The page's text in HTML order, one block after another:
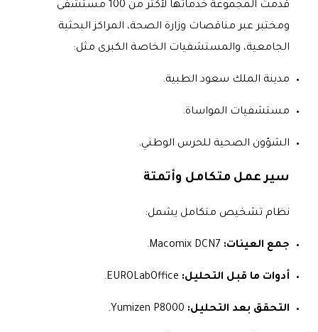
قدمت المجموعة خدماتها لأكثر من 100 مستشفى
ومختبر عبر مناقصات وزارة الصحة، المراكز البحثية
الجامعية، والمستشفيات الخاصة الكبرى مثل:
مدينة الملك سعود الطبية.
مستشفيات المواساة.
الشؤون الصحية للحرس الوطني.
سير عمل متكامل وأتمتة
نظام تشخيص متكامل يشمل:
جمع العينات:
أدوات ما قبل التحليل:
التحقق بعد التحليل: